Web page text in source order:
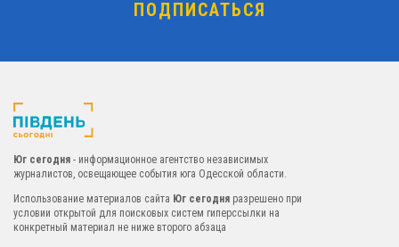
Юг сегодня - информационное агентство независимых
журналистов, освещающее события юга Одесской области.
Использование материалов сайта Юг сегодня разрешено при
условии открытой для поисковых систем гиперссылки на
конкретный материал не ниже второго абзаца